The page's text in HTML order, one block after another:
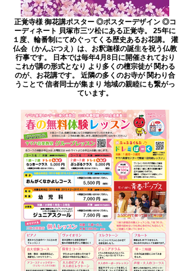
正覚寺様 御花講ポスター ◎ポスターデザイン ◎コ
ーディネート 貝塚市三ツ松にある正覚寺。 25年に
１度、輪番制にてめぐってくる歴史あるお花講。 灌
仏会（かんぶつえ）は、お釈迦様の誕生を祝う仏教
行事です。 日本では毎年4月8日に開催されており
これが講の形式となり より多くの檀宗徒が 関わる
のが、お花講です。 近隣の多くのお寺が 関わり合
うことで 信者同士が集まり 地域の親睦にも繋がっ
ています。